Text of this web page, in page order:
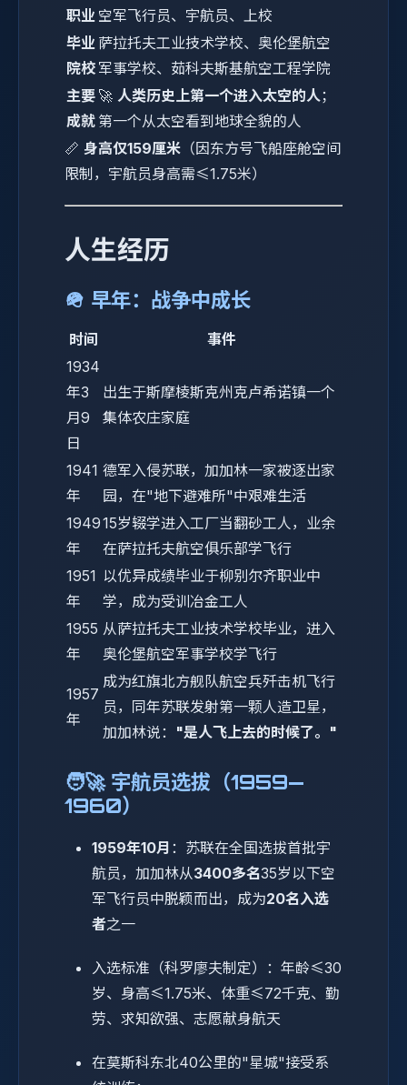
职业 空军飞行员、宇航员、上校
毕业
院校
萨拉托夫工业技术学校、奥伦堡航空
军事学校、茹科夫斯基航空工程学院
主要
成就
🚀 人类历史上第一个进入太空的人；
第一个从太空看到地球全貌的人
📏 身高仅159厘米 （因东方号飞船座舱空间
限制，宇航员身高需≤1.75米）
人生经历
🪖 早年：战争中成长
时间
事件
1934
年3
月9
日
出生于斯摩棱斯克州克卢希诺镇一个
集体农庄家庭
1941
年
德军入侵苏联，加加林一家被逐出家
园，在"地下避难所"中艰难生活
1949
年
15岁辍学进入工厂当翻砂工人，业余
在萨拉托夫航空俱乐部学飞行
1951
年
以优异成绩毕业于柳别尔齐职业中
学，成为受训冶金工人
1955
年
从萨拉托夫工业技术学校毕业，进入
奥伦堡航空军事学校学飞行
1957
年
成为红旗北方舰队航空兵歼击机飞行
员，同年苏联发射第一颗人造卫星，
加加林说： "是人飞上去的时候了。"
🧑‍🚀 宇航员选拔（1959—
1960）
1959年10月 ：苏联在全国选拔首批宇
航员，加加林从3400多名35岁以下空
军飞行员中脱颖而出，成为20名入选
者之一
入选标准（科罗廖夫制定）：年龄≤30
岁、身高≤1.75米、体重≤72千克、勤
劳、求知欲强、志愿献身航天
在莫斯科东北40公里的"星城"接受系